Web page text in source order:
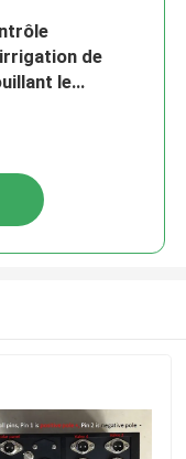
de
le